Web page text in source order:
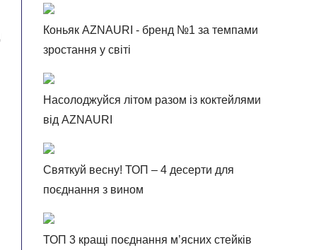
Коньяк AZNAURI - бренд №1 за темпами
зростання у світі
Насолоджуйся літом разом із коктейлями
від AZNAURI
Святкуй весну! ТОП – 4 десерти для
поєднання з вином
ТОП 3 кращі поєднання м’ясних стейків